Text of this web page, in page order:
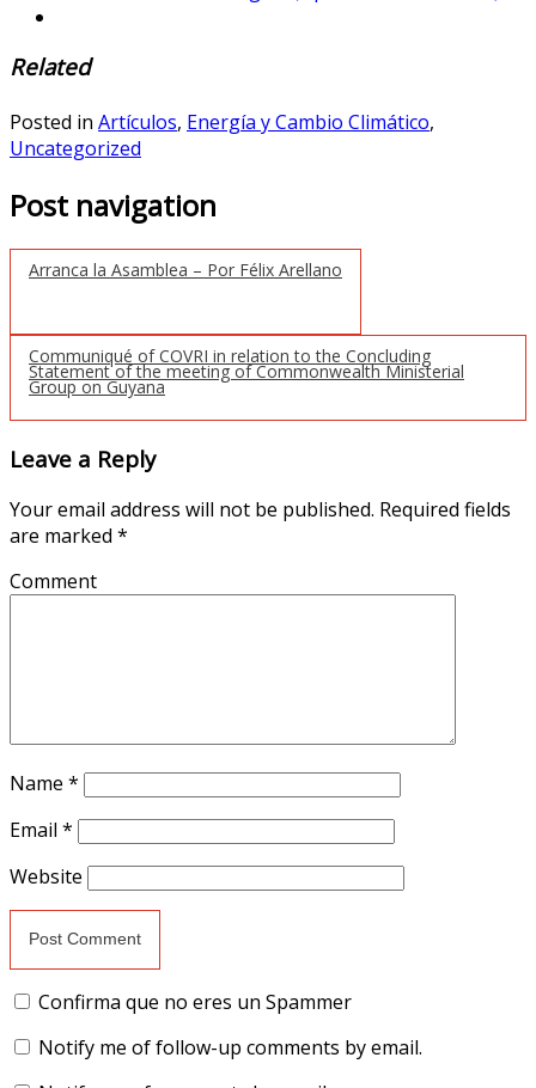
Related
Posted in Artículos, Energía y Cambio Climático,
Uncategorized
Post navigation
Arranca la Asamblea – Por Félix Arellano
Communiqué of COVRI in relation to the Concluding
Statement of the meeting of Commonwealth Ministerial
Group on Guyana
Leave a Reply
Your email address will not be published. Required fields
are marked *
Comment
Name *
Email *
Website
Confirma que no eres un Spammer
Notify me of follow-up comments by email.